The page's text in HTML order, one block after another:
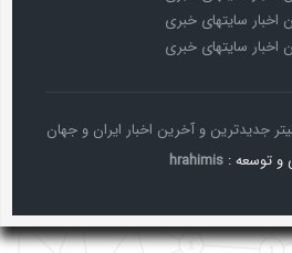
اخبار سایتهای خبری
اخبار سایتهای خبری
جدیدترین و آخرین اخبار ایران و جهان
و توسعه : hrahimis